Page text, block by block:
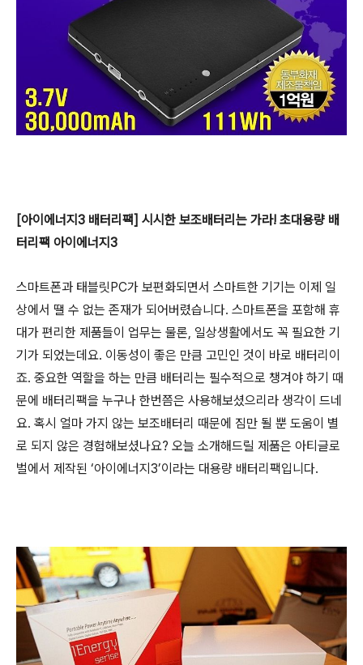
[아이에너지3 배터리팩] 시시한 보조배터리는 가라! 초대용량 배
터리팩 아이에너지3
스마트폰과 태블릿PC가 보편화되면서 스마트한 기기는 이제 일
상에서 땔 수 없는 존재가 되어버렸습니다. 스마트폰을 포함해 휴
대가 편리한 제품들이 업무는 물론, 일상생활에서도 꼭 필요한 기
기가 되었는데요. 이동성이 좋은 만큼 고민인 것이 바로 배터리이
죠. 중요한 역할을 하는 만큼 배터리는 필수적으로 챙겨야 하기 때
문에 배터리팩을 누구나 한번쯤은 사용해보셨으리라 생각이 드네
요. 혹시 얼마 가지 않는 보조배터리 때문에 짐만 될 뿐 도움이 별
로 되지 않은 경험해보셨나요? 오늘 소개해드릴 제품은 아티글로
벌에서 제작된 ‘아이에너지3’이라는 대용량 배터리팩입니다.